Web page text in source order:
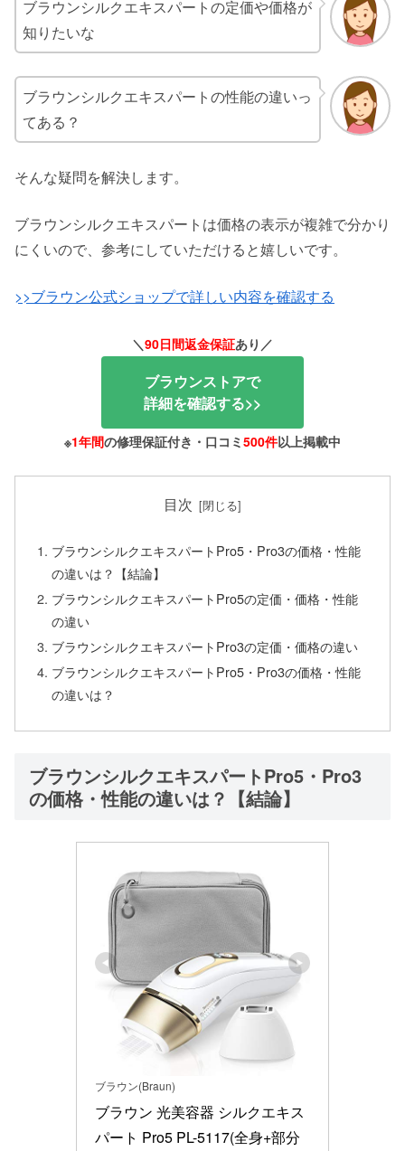
ブラウンシルクエキスパートの定価や価格が
知りたいな
ブラウンシルクエキスパートの性能の違いっ
てある？
そんな疑問を解決します。
ブラウンシルクエキスパートは価格の表示が複雑で分かり
にくいので、参考にしていただけると嬉しいです。
>>ブラウン公式ショップで詳しい内容を確認する
＼90日間返金保証あり ／
ブラウンストアで
詳細を確認する>>
※1年間の修理保証付き・口コミ500件以上掲載中
目次
ブラウンシルクエキスパートPro5・Pro3の価格・性能
の違いは？【結論】
ブラウンシルクエキスパートPro5の定価・価格・性能
の違い
ブラウンシルクエキスパートPro3の定価・価格の違い
ブラウンシルクエキスパートPro5・Pro3の価格・性能
の違いは？
ブラウンシルクエキスパートPro5・Pro3
の価格・性能の違いは？【結論】
ブラウン(Braun)
ブラウン 光美容器 シルクエキス
パート Pro5 PL-5117(全身+部分